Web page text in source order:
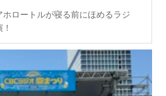
ホロートルが寝る前にほめるラジ